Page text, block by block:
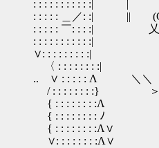
: : : : : : : : : : :| | Λ :
: : : : : ＿／: :| || (C
: : : : : ￣: : : :| 乂 ﾉ
: : : : : : : : : : :| ⌒＜
∨: : : : : : : : :| ∨⌒
〈 : : : : : : : :| | :
.. ∨ : : : : : Λ ＼＼
/ : : : : : : : :} ＞
{ : : : : : : : :Λ
{ : : : : : : : : ﾉ
{ : : : : : : :
∨: : : : : : : :Λ∨